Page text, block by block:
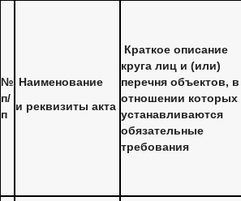
№
п/
п
Наименование
и реквизиты акта
Краткое описание
круга лиц и (или)
перечня объектов, в
отношении которых
устанавливаются
обязательные
требования